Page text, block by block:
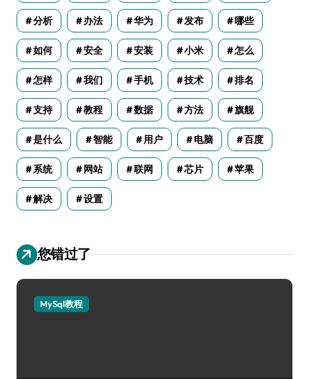
分析 办法 华为 发布 哪些
如何 安全 安装 小米 怎么
怎样 我们 手机 技术 排名
支持 教程 数据 方法 旗舰
是什么 智能 用户 电脑 百度
系统 网站 联网 芯片 苹果
解决 设置
您错过了
MySql教程